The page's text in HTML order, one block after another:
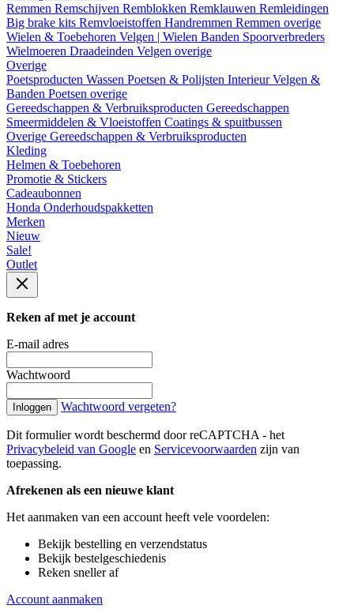
Remmen Remschijven Remblokken Remklauwen Remleidingen
Big brake kits Remvloeistoffen Handremmen Remmen overige
Wielen & Toebehoren Velgen | Wielen Banden Spoorverbreders
Wielmoeren Draadeinden Velgen overige
Overige
Poetsproducten Wassen Poetsen & Polijsten InterieurVelgen &
Banden Poetsen overige
Gereedschappen & Verbruiksproducten Gereedschappen
Smeermiddelen & Vloeistoffen Coatings & spuitbussen
Overige Gereedschappen & Verbruiksproducten
Kleding
Helmen & Toebehoren
Promotie & Stickers
Cadeaubonnen
Honda Onderhoudspakketten
Merken
Nieuw
Sale!
Outlet
Reken af met je account
E-mail adres
Wachtwoord
Inloggen Wachtwoord vergeten?
Dit formulier wordt beschermd door reCAPTCHA - het
Privacybeleid van Google en Servicevoorwaarden zijn van
toepassing.
Afrekenen als een nieuwe klant
Het aanmaken van een account heeft vele voordelen:
Bekijk bestelling en verzendstatus
Bekijk bestelgeschiedenis
Reken sneller af
Account aanmaken